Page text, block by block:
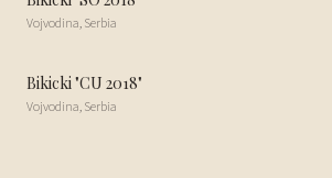
Vojvodina,Serbia
Bikicki "CU 2018"
Vojvodina,Serbia